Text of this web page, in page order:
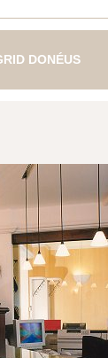
DONÉUS